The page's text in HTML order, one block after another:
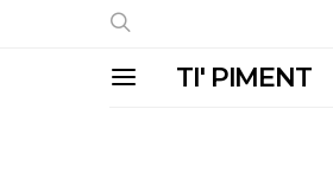
TI' PIMENT